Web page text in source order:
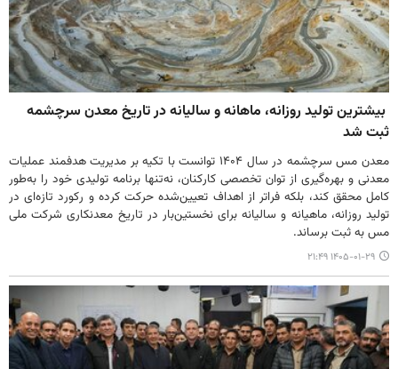
بیشترین تولید روزانه، ماهانه و سالیانه در تاریخ معدن سرچشمه
ثبت شد
معدن مس سرچشمه در سال ۱۴۰۴ توانست با تکیه بر مدیریت هدفمند عملیات
معدنی و بهره‌گیری از توان تخصصی کارکنان، نه‌تنها برنامه تولیدی خود را به‌طور
کامل محقق کند، بلکه فراتر از اهداف تعیین‌شده حرکت کرده و رکورد تازه‌ای در
تولید روزانه، ماهیانه و سالیانه برای نخستین‌بار در تاریخ معدنکاری شرکت ملی
مس به ثبت برساند.
۱۴۰۵-۰۱-۲۹ ۲۱:۴۹